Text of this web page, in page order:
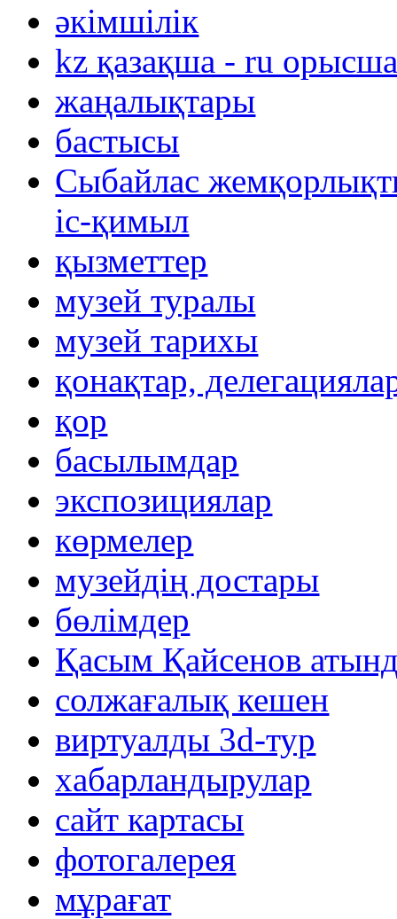
әкімшілік
kz қазақша - ru
жаңалықтары
бастысы
Сыбайлас
іс-қимыл
қызметтер
музей туралы
музей тарихы
қонақтар,
қор
басылымдар
экспозициялар
көрмелер
музейдің достары
бөлімдер
Қасым Қайсенов
солжағалық кешен
виртуалды 3d-тур
xабарландырулар
сайт картасы
фотогалерея
мұрағат